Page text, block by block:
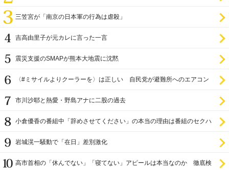
三笠宮が「南京の日本軍の行為は虐殺」
吉高由里子が元カレに言った一言
震災支援のSMAPが熊本大地震に沈黙
〈#ミサイルよりクーラーを〉は正しい 自民党が避難所へのエアコン
市川沙耶と熱愛・野島アナに二股の過去
小倉優香の番組中「辞めさせてください」の本当の理由は番組のセクハ
岩城滉一騒動で「在日」差別激化
高市首相の「休んでない」「寝てない」アピールは本当なのか 徹底検